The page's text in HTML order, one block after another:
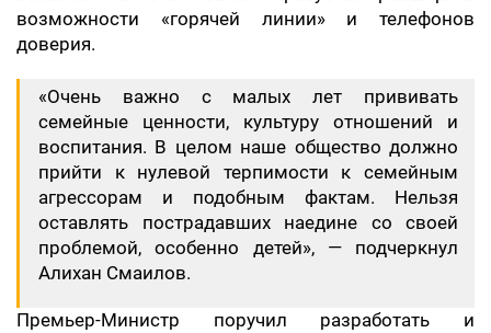
возможности «горячей линии» и телефонов
доверия.
«Очень важно с малых лет прививать
семейные ценности, культуру отношений и
воспитания. В целом наше общество должно
прийти к нулевой терпимости к семейным
агрессорам и подобным фактам. Нельзя
оставлять пострадавших наедине со своей
проблемой, особенно детей», — подчеркнул
Алихан Смаилов.
Премьер-Министр поручил разработать и